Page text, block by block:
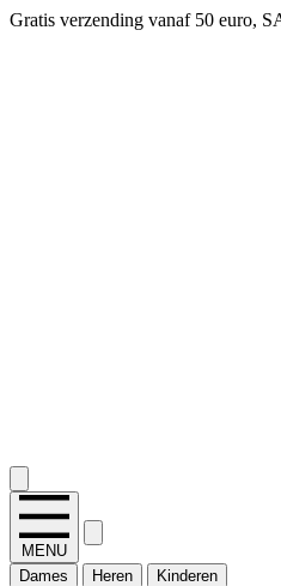
Gratis verzending vanaf 50 euro,
MENU
Dames
Heren Kinderen